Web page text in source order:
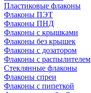
Пластиковые флаконы
Флаконы ПЭТ
Флаконы ПНД
Флаконы с крышками
Флаконы без крышек
Флаконы с дозатором
Флаконы с распылителем
Стеклянные флаконы
Флаконы cпреи
Флаконы с пипеткой